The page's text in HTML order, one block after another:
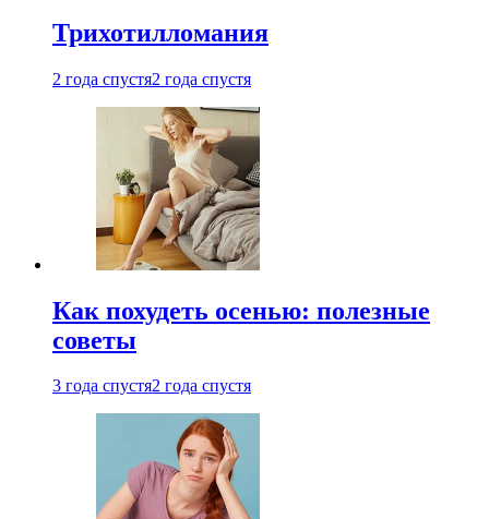
Трихотилломания
2 года спустя2 года спустя
Как похудеть осенью: полезные
советы
3 года спустя2 года спустя